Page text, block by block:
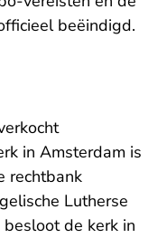
beëindigd.
in Amsterdam is
rechtbank
Lutherse
de kerk in